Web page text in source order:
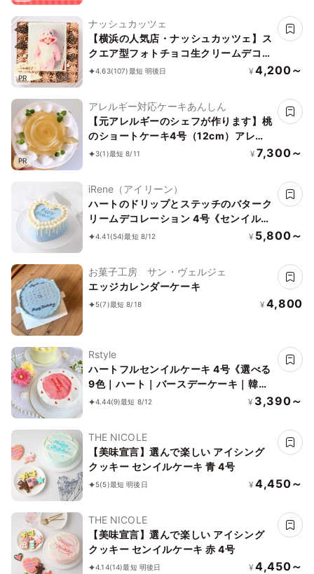
PR
ナッシュカッツェ
【横浜の人気店・ナッシュカッツェ】ス
クエア型フォトチョコ生クリームデコレ
ーションケーキ 11cm
4.63(107)最短 明後日 ¥ 4,200～
PR
アレルギー対応ケーキあんしん
【元アレルギーのシェフが作ります】桃
のショートケーキ4号（12cm）アレル
ギー対応ケーキ／ヴィーガン対応
3(1)最短 8/11 ¥ 7,300～
iRene（アイリーン）
ハートのドリップとステッチのバターク
リームデコレーション 4号《センイルケ
ーキ》
4.41(54)最短 8/12 ¥ 5,800～
お菓子工房 サン・ヴェルジェ
エッジカレンダーケーキ
5(7)最短 8/18 ¥ 4,800
Rstyle
ハートフルセンイルケーキ 4号《選べる
9色｜ハート｜バースデーケーキ｜韓国
｜お好きなメッセージ✧》
4.44(9)最短 8/12 ¥ 3,390～
THE NICOLE
【美味宣言】選んで楽しい アイシング
クッキー センイルケーキ 青 4号
5(5)最短 明後日 ¥ 4,450～
THE NICOLE
【美味宣言】選んで楽しい アイシング
クッキー センイルケーキ 赤 4号
4.14(14)最短 明後日 ¥ 4,450～